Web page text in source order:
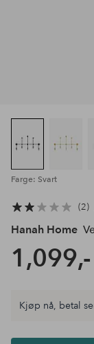
Farge: Svart
2
Hanah Home
1,099,-
Legg i
Kjøp nå, betal